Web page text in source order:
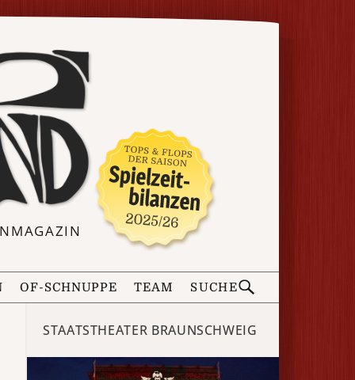
OF-SCHNUPPE TEAM SUCHE
STAATSTHEATER BRAUNSCHWEIG